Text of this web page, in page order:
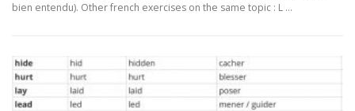
bien entendu). Other french exercises on the same topic : L …